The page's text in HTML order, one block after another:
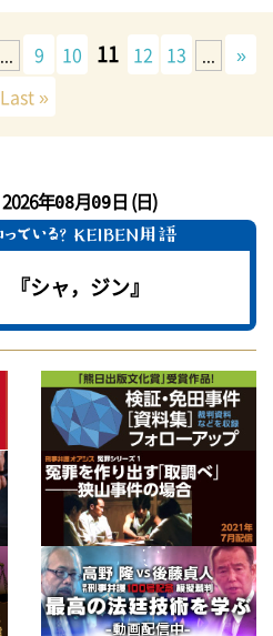
... 9 10 11 12 13 ...
»
Last »
2026年08月09日 (日)
『シャ，ジン』